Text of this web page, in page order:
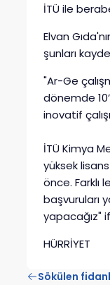
İTÜ ile
Elvan
şunları
"Ar-Ge
dönemde
inovatif
İTÜ Kimya
yüksek
önce.
başvuruları
yapacağız"
HÜRRİYET
Sökülen